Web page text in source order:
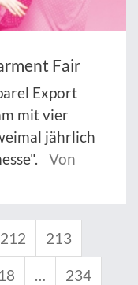
Fair
Export
mit vier
jährlich
Von
212 213
… 234